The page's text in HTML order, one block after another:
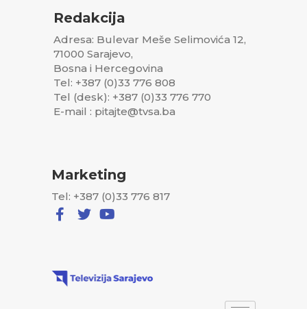
Redakcija
Adresa: Bulevar Meše Selimovića 12,
71000 Sarajevo,
Bosna i Hercegovina
Tel: +387 (0)33 776 808
Tel (desk): +387 (0)33 776 770
E-mail : pitajte@tvsa.ba
Marketing
Tel: +387 (0)33 776 817